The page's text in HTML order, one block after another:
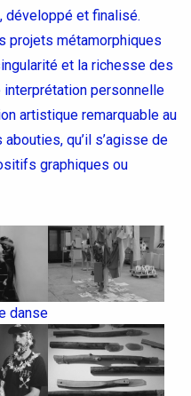
développé et finalisé.
projets métamorphiques
et la richesse des
personnelle
artistique remarquable au
qu’il s’agisse de
graphiques ou
danse